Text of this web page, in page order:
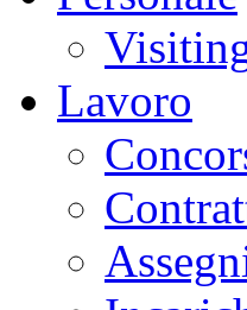
Lavoro